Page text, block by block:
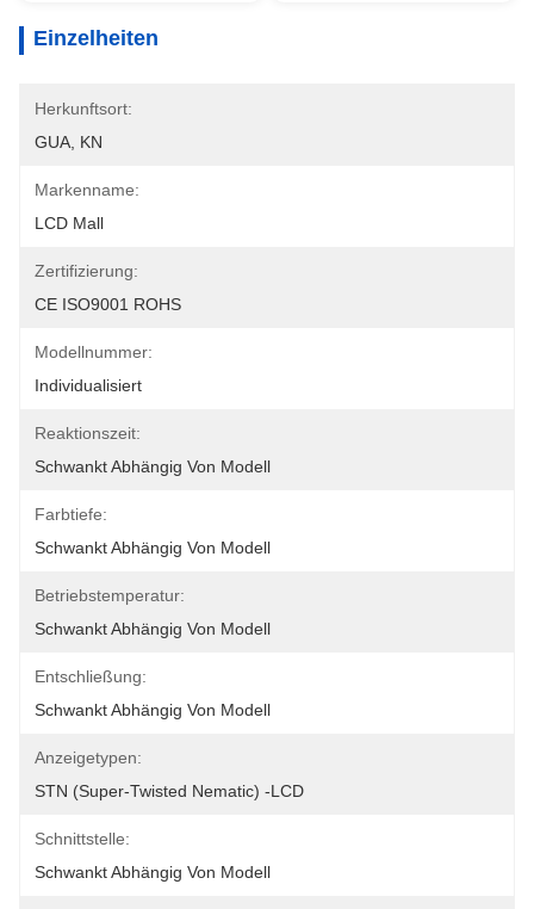
Einzelheiten
Herkunftsort:
GUA, KN
Markenname:
LCD Mall
Zertifizierung:
CE ISO9001 ROHS
Modellnummer:
Individualisiert
Reaktionszeit:
Schwankt Abhängig Von Modell
Farbtiefe:
Schwankt Abhängig Von Modell
Betriebstemperatur:
Schwankt Abhängig Von Modell
Entschließung:
Schwankt Abhängig Von Modell
Anzeigetypen:
STN (Super-Twisted Nematic) -LCD
Schnittstelle:
Schwankt Abhängig Von Modell